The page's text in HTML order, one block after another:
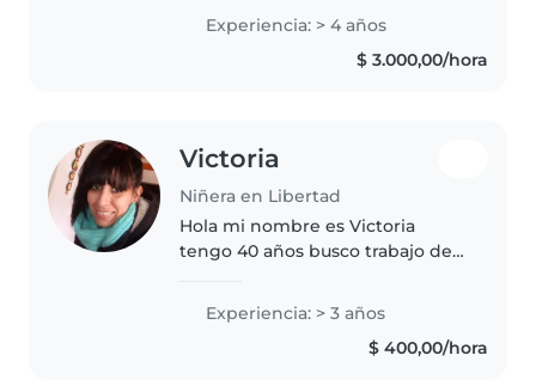
primer año en Merlo, además me
recibí con el curso de
acompañante terapéutico con
Experiencia: > 4 años
$ 3.000,00/hora
Victoria
Niñera en Libertad
Hola mi nombre es Victoria
tengo 40 años busco trabajo de
niñera soy dinámica me gusta
armar juegos ayudar con las..
Experiencia: > 3 años
$ 400,00/hora